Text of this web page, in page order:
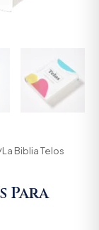
Biblia Telos
Para